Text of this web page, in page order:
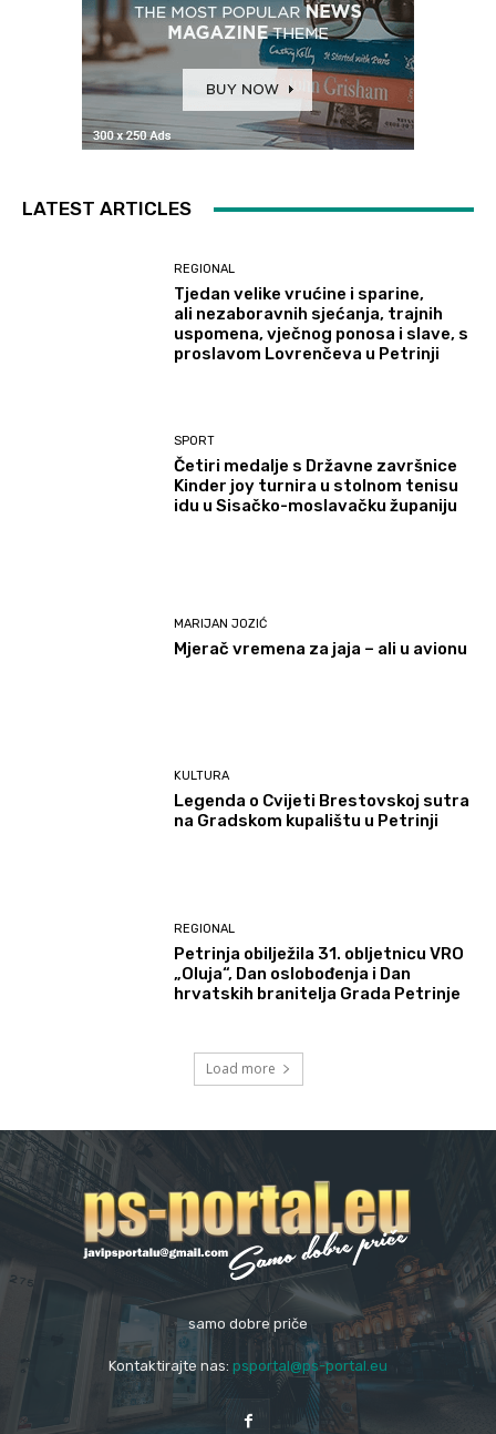
LATEST ARTICLES
REGIONAL
Tjedan velike vrućine i sparine,
ali nezaboravnih sjećanja, trajnih
uspomena, vječnog ponosa i slave, s
proslavom Lovrenčeva u Petrinji
SPORT
Četiri medalje s Državne završnice
Kinder joy turnira u stolnom tenisu
idu u Sisačko-moslavačku županiju
MARIJAN JOZIĆ
Mjerač vremena za jaja – ali u avionu
KULTURA
Legenda o Cvijeti Brestovskoj sutra
na Gradskom kupalištu u Petrinji
REGIONAL
Petrinja obilježila 31. obljetnicu VRO
„Oluja“, Dan oslobođenja i Dan
hrvatskih branitelja Grada Petrinje
Load more
samo dobre priče
Kontaktirajte nas: psportal@ps-portal.eu